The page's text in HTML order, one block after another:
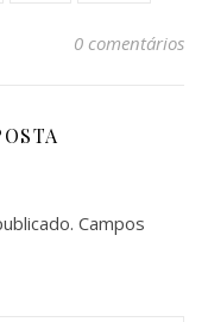
0 comentários
Campos